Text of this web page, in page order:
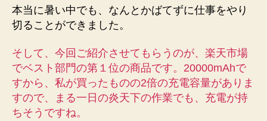
本当に暑い中でも、なんとかばてずに仕事をやり
切ることができました。
そして、今回ご紹介させてもらうのが、楽天市場
でベスト部門の第１位の商品です。20000mAhで
すから、私が買ったものの2倍の充電容量がありま
すので、まる一日の炎天下の作業でも、充電が持
ちそうですね。